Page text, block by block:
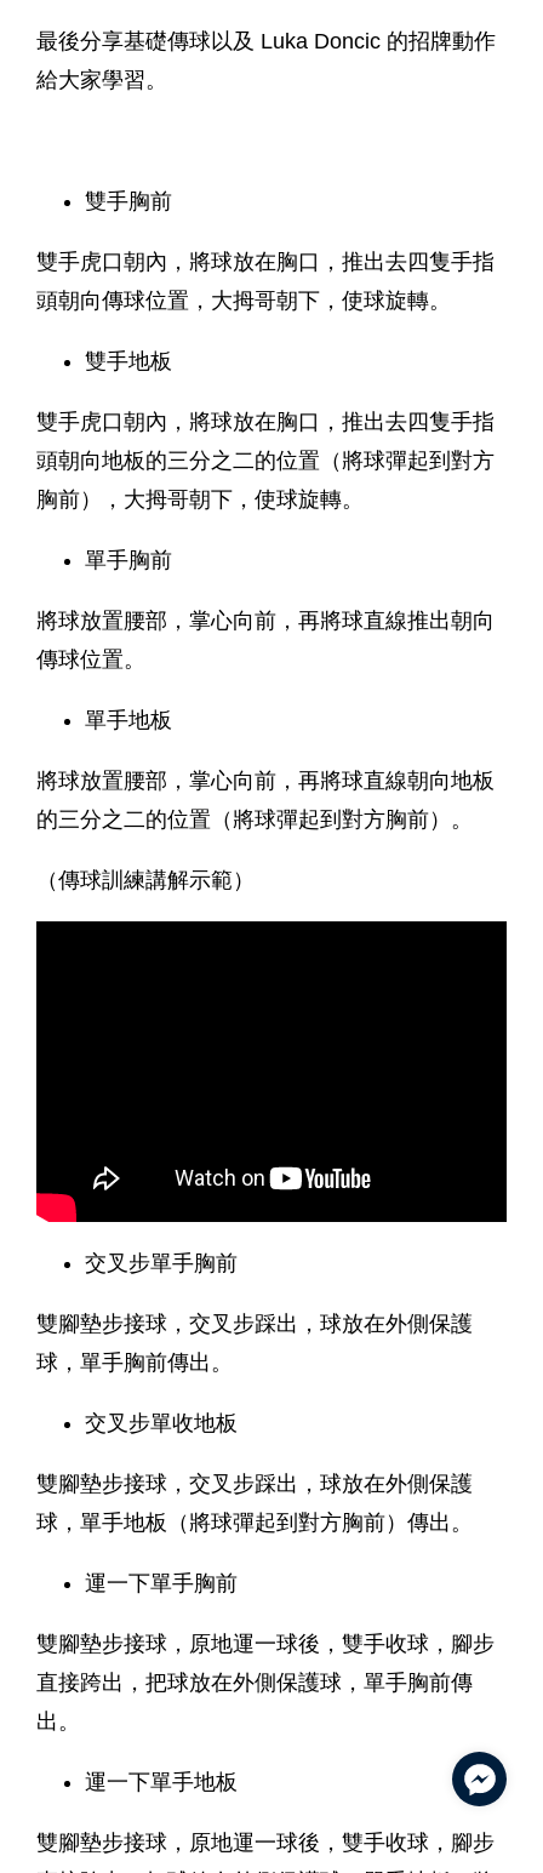
最後分享基礎傳球以及 Luka Doncic 的招牌動作
給大家學習。
雙手胸前
雙手虎口朝內，將球放在胸口，推出去四隻手指
頭朝向傳球位置，大拇哥朝下，使球旋轉。
雙手地板
雙手虎口朝內，將球放在胸口，推出去四隻手指
頭朝向地板的三分之二的位置（將球彈起到對方
胸前），大拇哥朝下，使球旋轉。
單手胸前
將球放置腰部，掌心向前，再將球直線推出朝向
傳球位置。
單手地板
將球放置腰部，掌心向前，再將球直線朝向地板
的三分之二的位置（將球彈起到對方胸前）。
（傳球訓練講解示範）
交叉步單手胸前
雙腳墊步接球，交叉步踩出，球放在外側保護
球，單手胸前傳出。
交叉步單收地板
雙腳墊步接球，交叉步踩出，球放在外側保護
球，單手地板（將球彈起到對方胸前）傳出。
運一下單手胸前
雙腳墊步接球，原地運一球後，雙手收球，腳步
直接跨出，把球放在外側保護球，單手胸前傳
出。
運一下單手地板
雙腳墊步接球，原地運一球後，雙手收球，腳步